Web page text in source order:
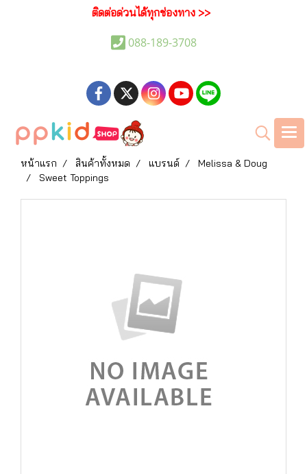
ติดต่อด่วนได้ทุกช่องทาง >>
088-189-3708
หน้าแรก สินค้าทั้งหมด แบรนด์
Melissa & Doug
Sweet Toppings